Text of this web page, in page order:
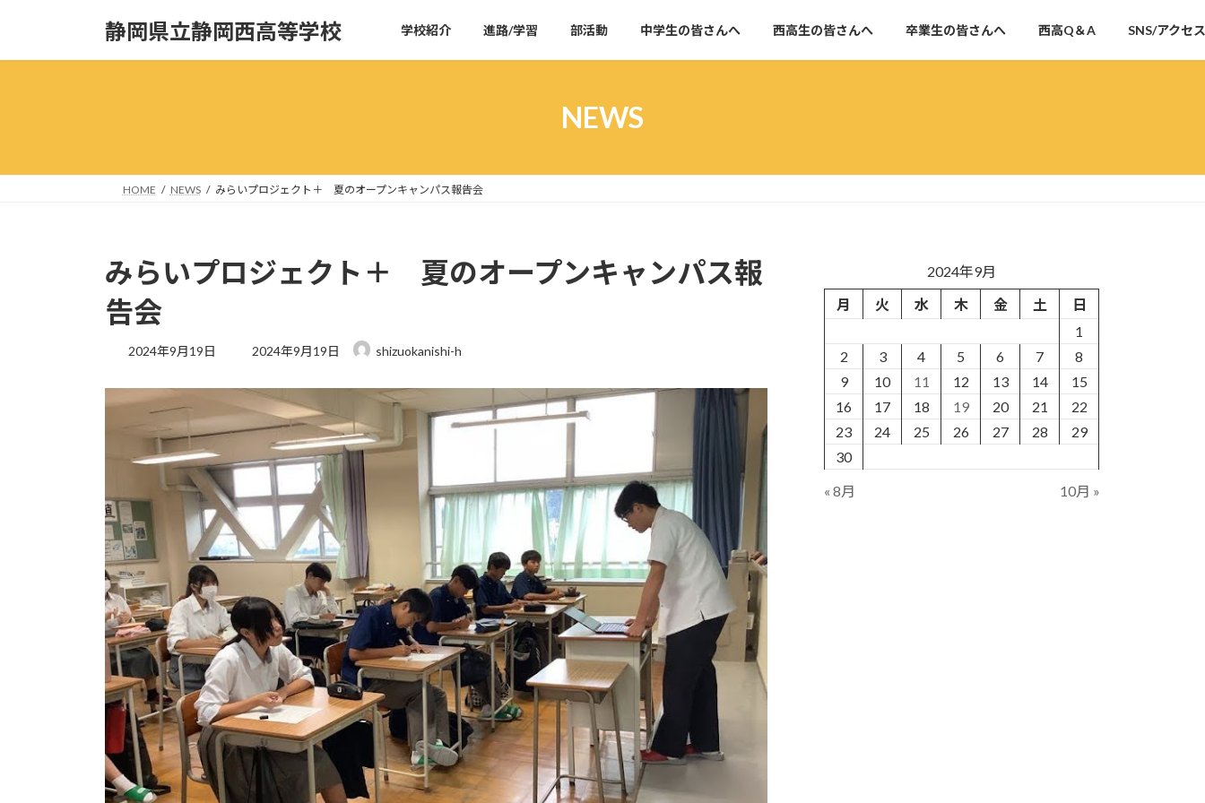
静岡県立静岡西高等学校 学校紹介 進路/学習 部活動 中学生の皆さんへ 西高生の皆さんへ 卒業生の皆さんへ 西高Q＆A SNS/アクセス
NEWS
HOME NEWS みらいプロジェクト＋ 夏のオープンキャンパス報告会
みらいプロジェクト＋ 夏のオープンキャンパス報
告会
2024年9月19日
最
新
時
2024年9月19日 shizuokanishi-h
2024年9月
月
火 水 木 金 土
日
1
2
3 4 5 6 7
8
9
10 11 12 13 14
15
16
17 18 19 20 21
22
23
24 25 26 27 28
29
30
« 8月 10月 »